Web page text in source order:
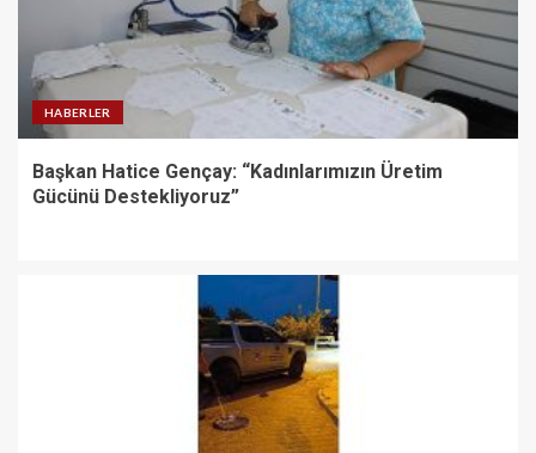
HABERLER
Başkan Hatice Gençay: “Kadınlarımızın Üretim
Gücünü Destekliyoruz”